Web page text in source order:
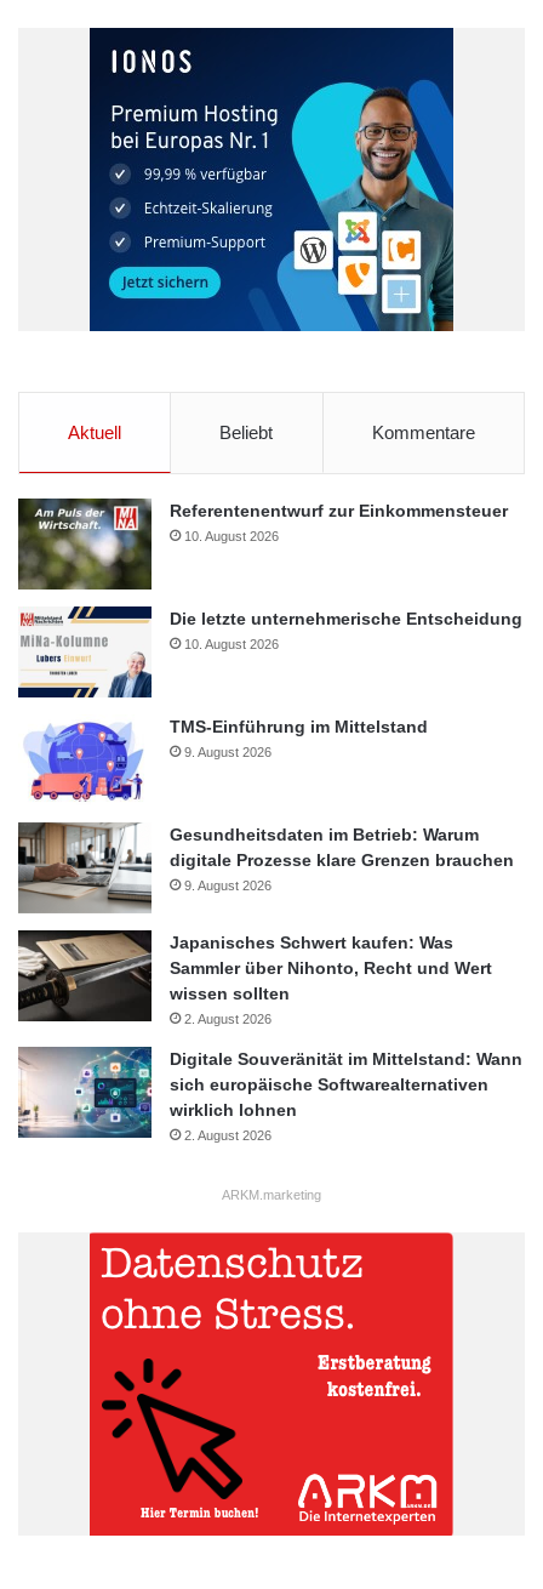
Aktuell Beliebt Kommentare
Referentenentwurf zur Einkommensteuer
10. August 2026
Die letzte unternehmerische Entscheidung
10. August 2026
TMS-Einführung im Mittelstand
9. August 2026
Gesundheitsdaten im Betrieb: Warum
digitale Prozesse klare Grenzen brauchen
9. August 2026
Japanisches Schwert kaufen: Was
Sammler über Nihonto, Recht und Wert
wissen sollten
2. August 2026
Digitale Souveränität im Mittelstand: Wann
sich europäische Softwarealternativen
wirklich lohnen
2. August 2026
ARKM.marketing